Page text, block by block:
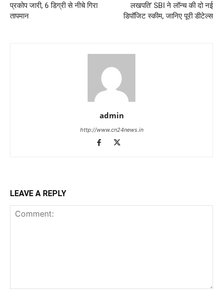
प्रकोप जारी, 6 डिग्री से नीचे गिरा
तापमान
लखपति’ SBI ने लॉन्च की दो नई
डिपॉजिट स्कीम, जानिए पूरी डीटेल्स
admin
http://www.cn24news.in
LEAVE A REPLY